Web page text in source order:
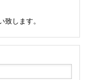
致します。